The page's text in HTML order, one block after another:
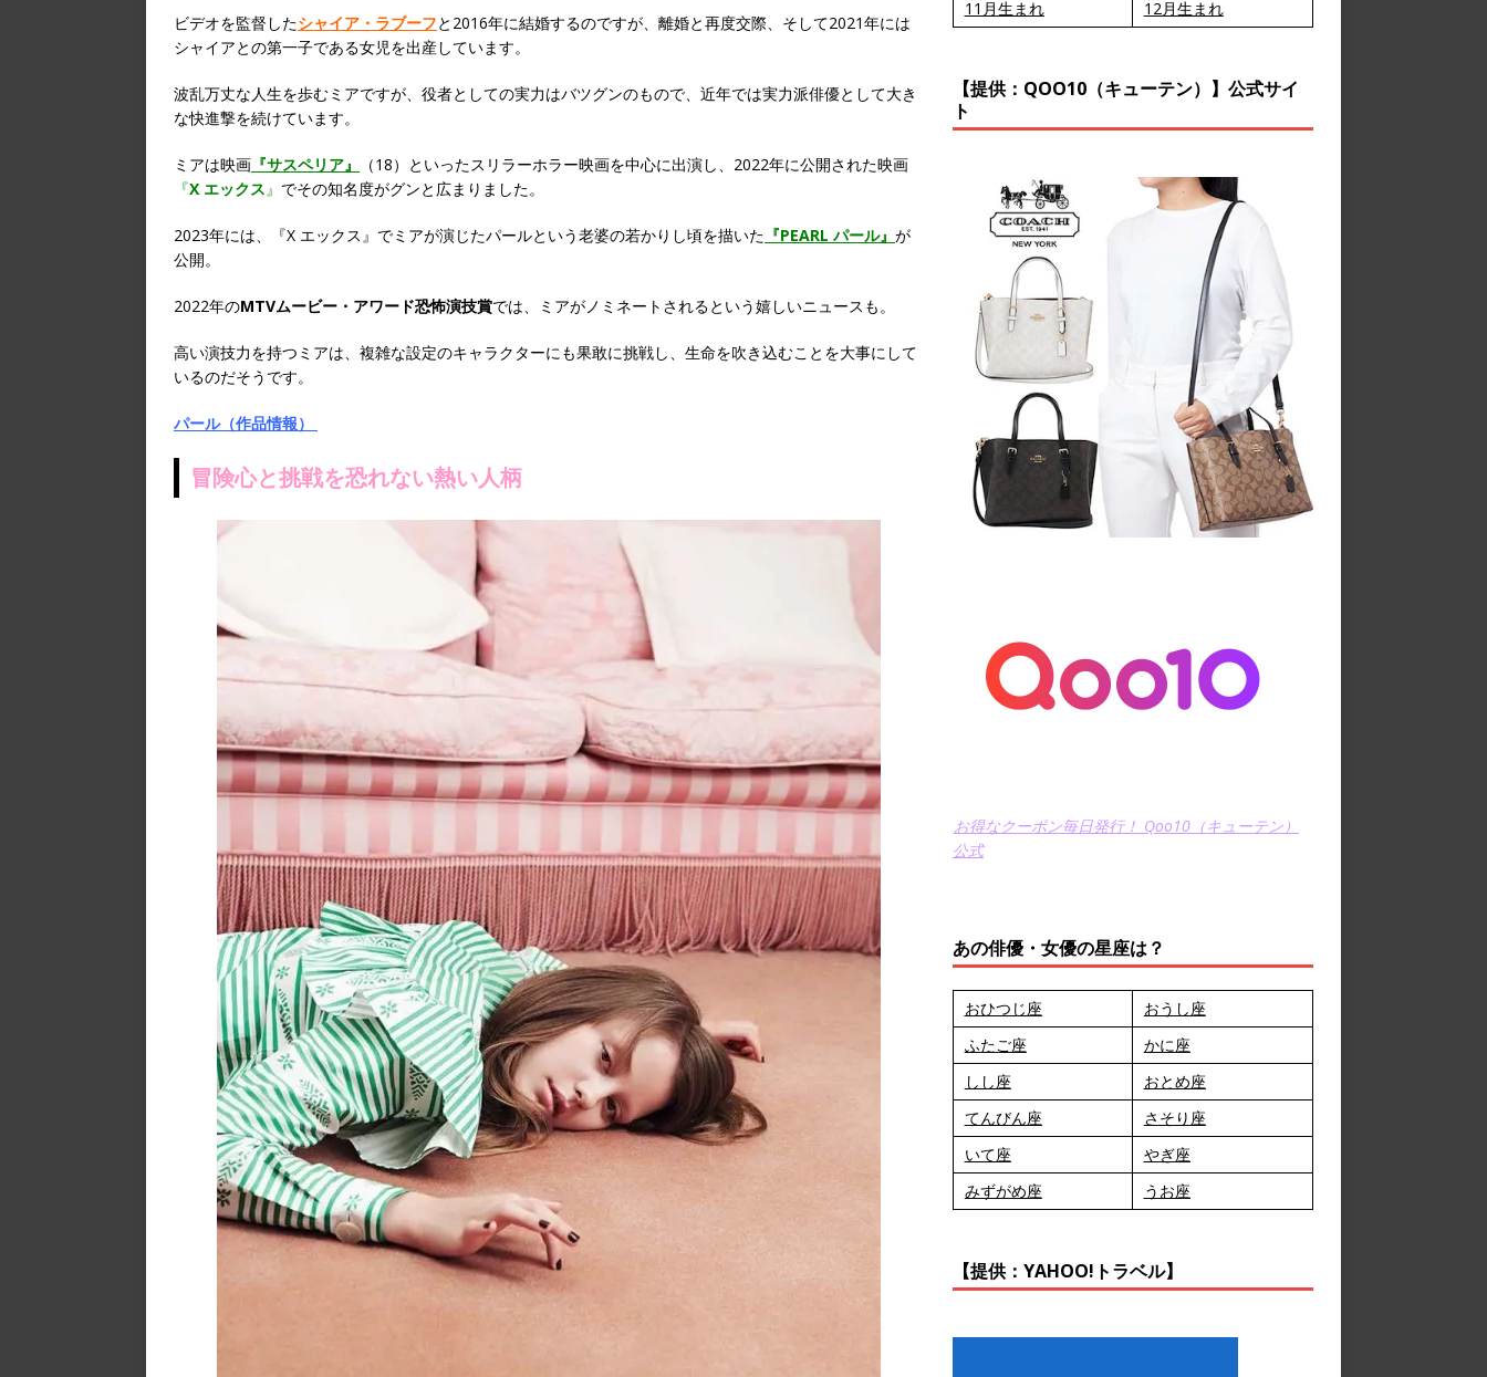
ビデオを監督したシャイア・ラブーフと2016年に結婚するのですが、離婚と再度交際、そして2021年には
シャイアとの第一子である女児を出産しています。
波乱万丈な人生を歩むミアですが、役者としての実力はバツグンのもので、近年では実力派俳優として大き
な快進撃を続けています。
ミアは映画 『サスペリア』
（18）といったスリラーホラー映画を中心に出演し、2022年に公開された映画
『X エックス』 でその知名度がグンと広まりました。
2023年には、『X エックス』でミアが演じたパールという老婆の若かりし頃を描いた 『PEARL パール』 が
公開。
2022年のMTVムービー・アワード恐怖演技賞では、ミアがノミネートされるという嬉しいニュースも。
高い演技力を持つミアは、複雑な設定のキャラクターにも果敢に挑戦し、生命を吹き込むことを大事にして
いるのだそうです。
パール（作品情報）
冒険心と挑戦を恐れない熱い人柄
11月生まれ
12月生まれ
【提供：QOO10（キューテン）】公式サイ
ト
お得なクーポン毎日発行！ Qoo10（キューテン）
公式
あの俳優・女優の星座は？
おひつじ座
おうし座
ふたご座
かに座
しし座
おとめ座
てんびん座
さそり座
いて座
やぎ座
みずがめ座
うお座
【提供：YAHOO!トラベル】